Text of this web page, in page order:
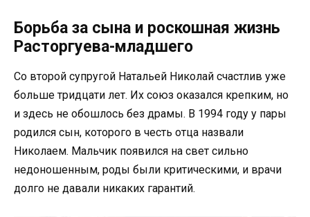
Борьба за сына и роскошная жизнь
Расторгуева-младшего
Со второй супругой Натальей Николай счастлив уже
больше тридцати лет. Их союз оказался крепким, но
и здесь не обошлось без драмы. В 1994 году у пары
родился сын, которого в честь отца назвали
Николаем. Мальчик появился на свет сильно
недоношенным, роды были критическими, и врачи
долго не давали никаких гарантий.